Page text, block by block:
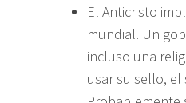
El Anticristo
mundial. Un
incluso una
usar su sello, el